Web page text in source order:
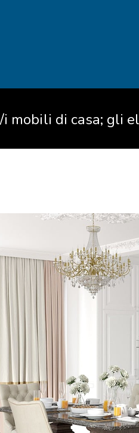
mobili di casa; gli